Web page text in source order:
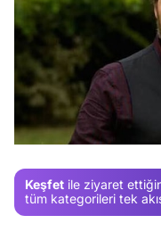
Keşfet ile ziyaret
tüm kategorileri tek